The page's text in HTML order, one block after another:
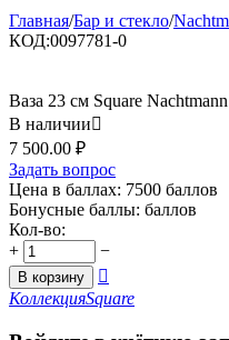
Главная/Бар и стекло/
КОД:0097781-0
Ваза 23 см Square Nachtmann
В наличии
7 500.00 ₽
Задать вопрос
Цена в баллах: 7500 баллов
Бонусные баллы: баллов
Кол-во:
+
−
В корзину

КоллекцияSquare